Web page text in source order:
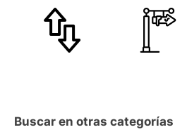
Buscar en otras categorías